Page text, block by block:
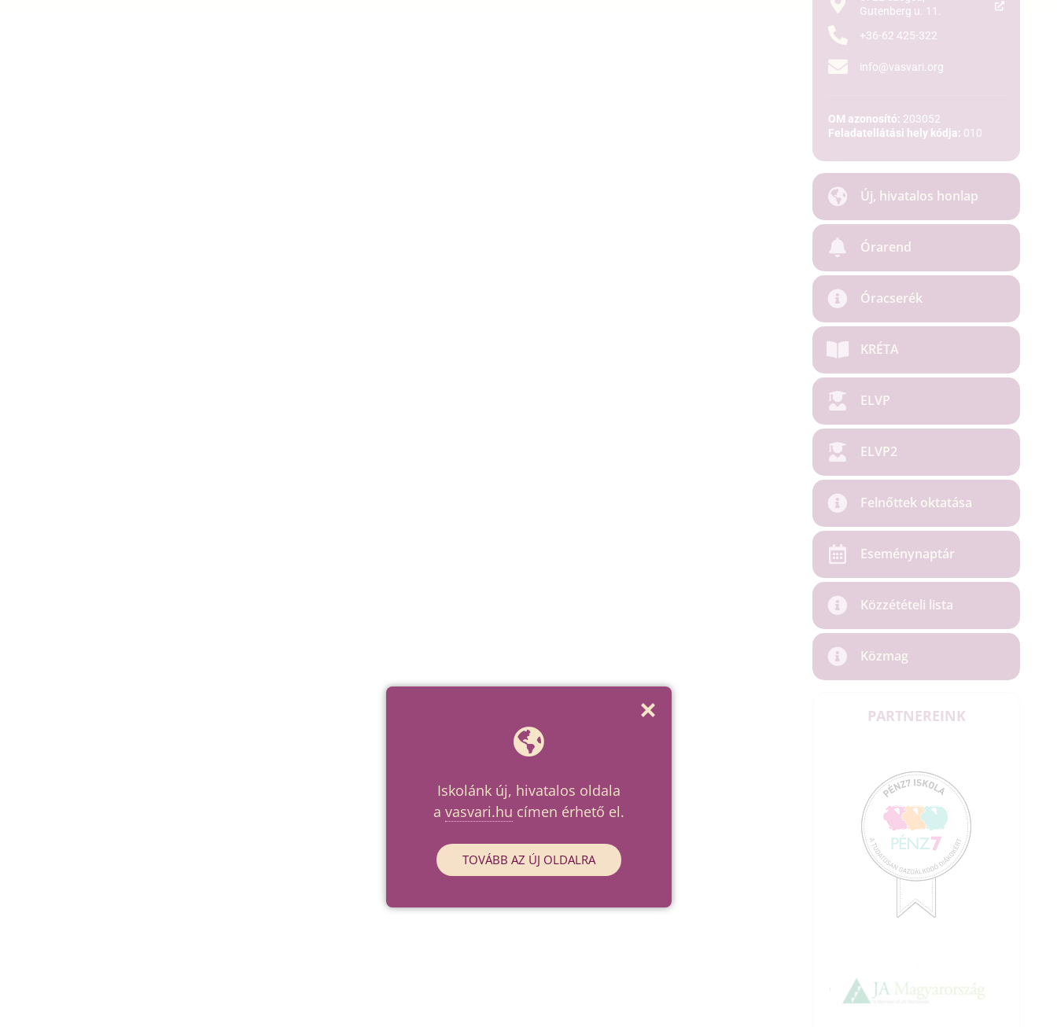
Gutenberg u. 11.
+36-62 425-322
info@vasvari.org
OM azonosító: 203052
Feladatellátási hely kódja: 010
Új, hivatalos honlap
Órarend
Óracserék
KRÉTA
ELVP
ELVP2
Felnőttek oktatása
Eseménynaptár
Közzétételi lista
Közmag
PARTNEREINK
Iskolánk új, hivatalos oldala
a vasvari.hu címen érhető el.
TOVÁBB AZ ÚJ OLDALRA